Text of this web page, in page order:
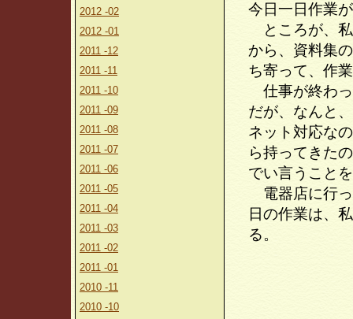
2012 -02
2012 -01
2011 -12
2011 -11
2011 -10
2011 -09
2011 -08
2011 -07
2011 -06
2011 -05
2011 -04
2011 -03
2011 -02
2011 -01
2010 -11
2010 -10
今日一日作業
ところが、私
から、資料集
ち寄って、作
仕事が終わっ
だが、なんと
ネット対応な
ら持ってきた
でい言うこと
電器店に行っ
日の作業は、
る。